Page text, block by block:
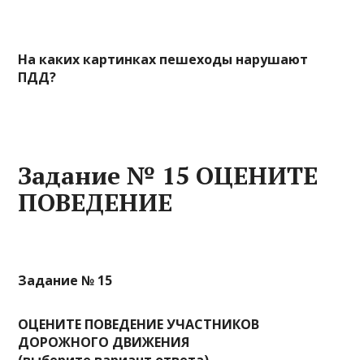
На каких картинках пешеходы нарушают
ПДД?
Задание № 15 ОЦЕНИТЕ
ПОВЕДЕНИЕ
Задание № 15
ОЦЕНИТЕ ПОВЕДЕНИЕ УЧАСТНИКОВ
ДОРОЖНОГО ДВИЖЕНИЯ